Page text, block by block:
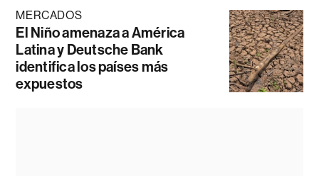
MERCADOS
El Niño amenaza a América
Latina y Deutsche Bank
identifica los países más
expuestos